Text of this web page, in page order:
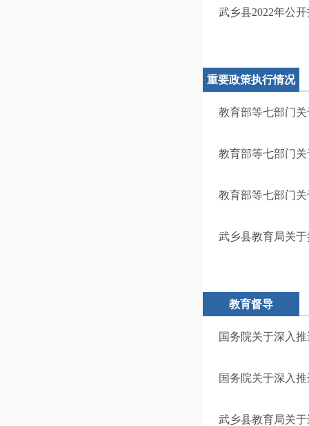
武乡县2022年公
重要政策执行情况
教育部等七部门
教育部等七部门
教育部等七部门
武乡县教育局关
教育督导
国务院关于深入
国务院关于深入
武乡县教育局关